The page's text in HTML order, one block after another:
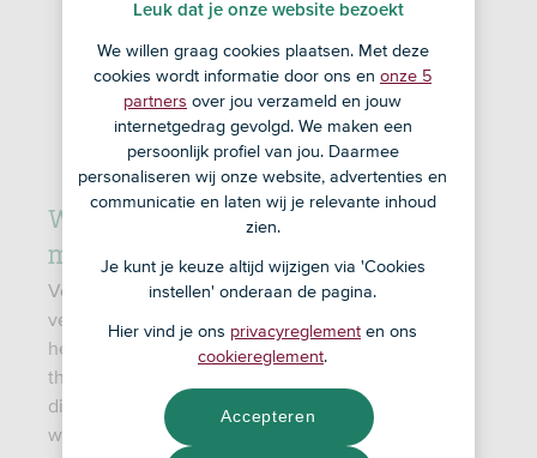
Wat moet je regelen na het stoppen
met studeren?
Voor iedere student is de situatie anders. Heb je
veel geleend voor je studie of bekostigde je het
helemaal zelf? Woonde je op kamers of juist nog
thuis? In deze checklist gaan we alle punten langs
die je moet regelen en wat je qua financiën te
wachten staat, als je stopt met studeren.
Leuk dat je onze website bezoekt
We willen graag cookies plaatsen. Met deze
cookies wordt informatie door ons en onze 5
partners over jou verzameld en jouw
internetgedrag gevolgd. We maken een
persoonlijk profiel van jou. Daarmee
personaliseren wij onze website, advertenties en
communicatie en laten wij je relevante inhoud
zien.
Je kunt je keuze altijd wijzigen via 'Cookies
instellen' onderaan de pagina.
Hier vind je ons privacyreglement en ons
cookiereglement.
Accepteren